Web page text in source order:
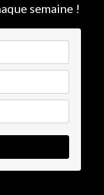
semaine !